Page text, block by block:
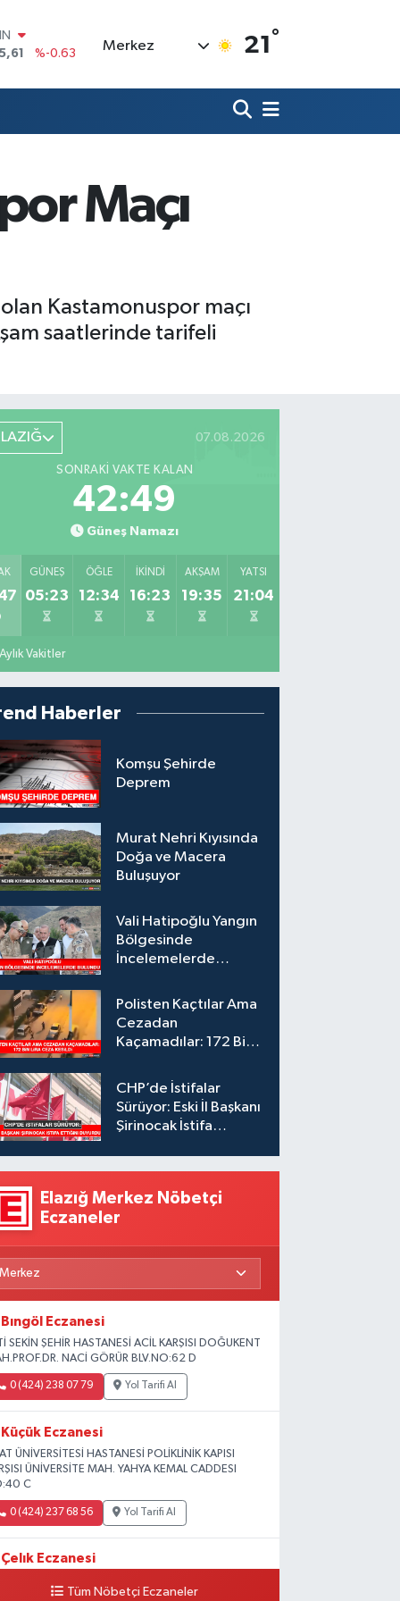
%0.16
%-0.02
%70
Merkez 21 °
Maçı
Kastamonuspor maçı
saatlerinde tarifeli
07.08.2026
SONRAKI VAKTE KALAN
42:47
Güneş Namazı
GÜNEŞ
05:23
ÖĞLE
12:34
İKINDI
16:23
AKŞAM
19:35
YATSI
21:04
Aylık Vakitler
Haberler
Komşu Şehirde
Deprem
Murat Nehri Kıyısında
Doğa ve Macera
Buluşuyor
Vali Hatipoğlu Yangın
Bölgesinde
İncelemelerde
Polisten Kaçtılar Ama
Cezadan
Kaçamadılar: 172 Bin
CHP’de İstifalar
Sürüyor: Eski İl Başkanı
Şirinocak İstifa
Elazığ Merkez Nöbetçi
Eczaneler
Bıngöl Eczanesi
SEKİN ŞEHİR HASTANESİ ACİL KARŞISI DOĞUKENT
NACİ GÖRÜR BLV.NO:62 D
0 (424) 238 07 79 Yol Tarifi Al
Küçük Eczanesi
ÜNİVERSİTESİ HASTANESİ POLİKLİNİK KAPISI
ÜNİVERSİTE MAH. YAHYA KEMAL CADDESI
C
0 (424) 237 68 56 Yol Tarifi Al
Çelık Eczanesi
19730 SOK. NO:6 ATüm Nöbetçi Eczaneler